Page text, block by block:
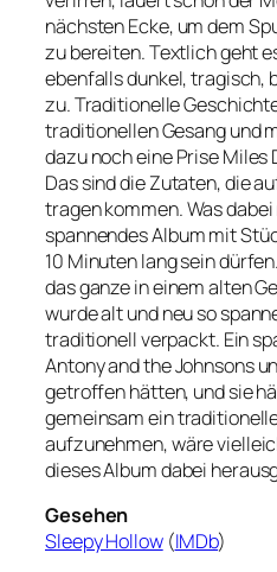
nächsten Ecke, um dem
zu bereiten. Textlich geht
ebenfalls dunkel, tragisch,
zu. Traditionelle
traditionellen Gesang und
dazu noch eine Prise Miles
Das sind die Zutaten, die
tragen kommen. Was
spannendes Album mit
10 Minuten lang sein
das ganze in einem alten
wurde alt und neu so
traditionell verpackt. Ein
Antony and the Johnsons
getroffen hätten, und sie
gemeinsam ein
aufzunehmen, wäre
dieses Album dabei
Gesehen
Sleepy Hollow(IMDb)